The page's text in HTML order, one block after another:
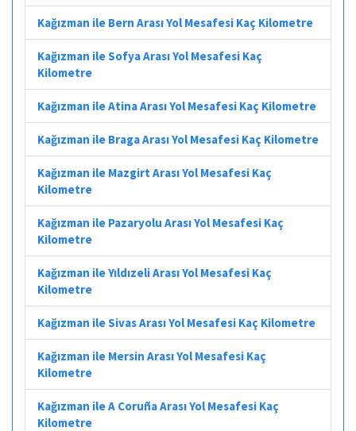
Kağızman ile Bern Arası Yol Mesafesi Kaç Kilometre
Kağızman ile Sofya Arası Yol Mesafesi Kaç
Kilometre
Kağızman ile Atina Arası Yol Mesafesi Kaç Kilometre
Kağızman ile Braga Arası Yol Mesafesi Kaç Kilometre
Kağızman ile Mazgirt Arası Yol Mesafesi Kaç
Kilometre
Kağızman ile Pazaryolu Arası Yol Mesafesi Kaç
Kilometre
Kağızman ile Yıldızeli Arası Yol Mesafesi Kaç
Kilometre
Kağızman ile Sivas Arası Yol Mesafesi Kaç Kilometre
Kağızman ile Mersin Arası Yol Mesafesi Kaç
Kilometre
Kağızman ile A Coruña Arası Yol Mesafesi Kaç
Kilometre